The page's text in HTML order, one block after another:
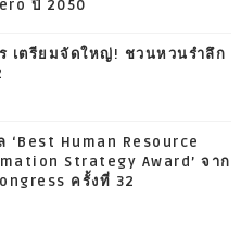
ปี 2050
เตรียมจัดใหญ่! ชวนหวนรำลึก
‘Best Human Resource
Strategy Award’ จาก
ครั้งที่ 32